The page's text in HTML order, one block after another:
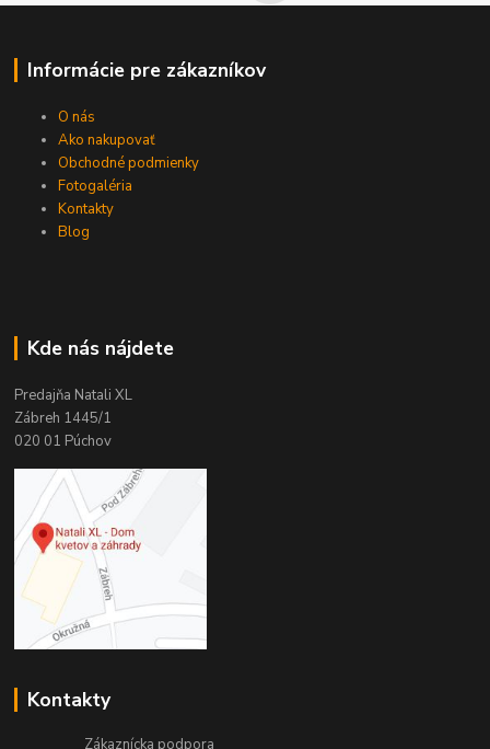
Informácie pre zákazníkov
O nás
Ako nakupovať
Obchodné podmienky
Fotogaléria
Kontakty
Blog
Kde nás nájdete
Predajňa Natali XL
Zábreh 1445/1
020 01 Púchov
Kontakty
Zákaznícka podpora